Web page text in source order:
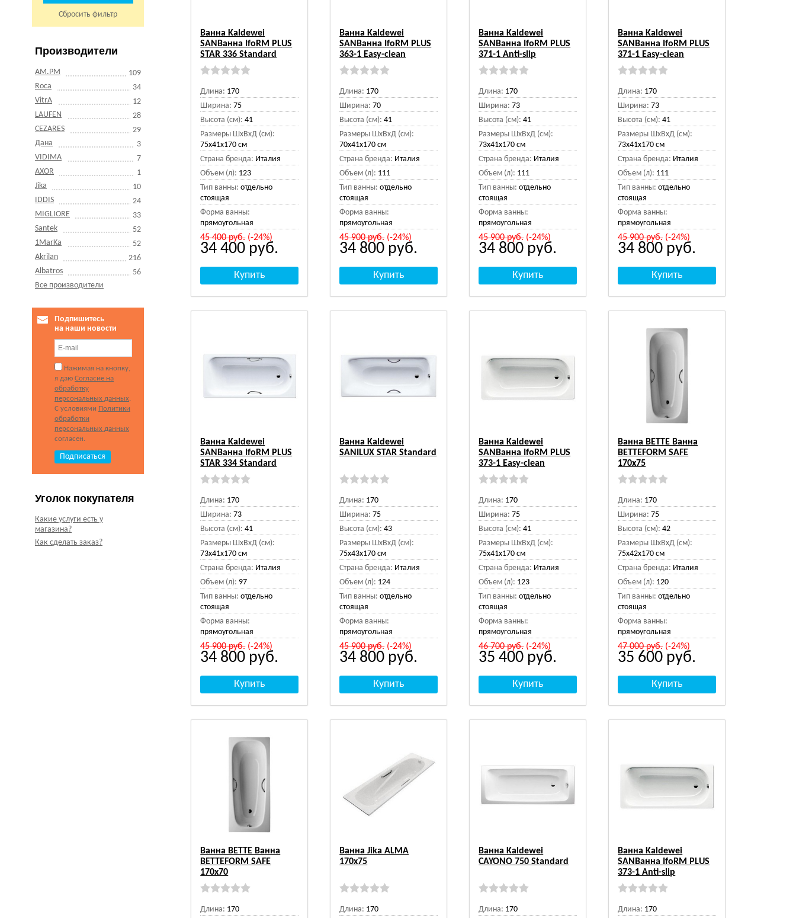
Сбросить фильтр
Производители
AM.PM
109
Roca
34
VitrA
12
LAUFEN
28
CEZARES
29
Дана
3
VIDIMA
7
AXOR
1
Jika
10
IDDIS
24
MIGLIORE
33
Santek
52
1MarKa
52
Akrilan
216
Albatros
56
Все производители
Подпишитесь
на наши новости
Нажимая на кнопку,
я даю Согласие на
обработку
персональных данных.
С условиями Политики
обработки
персональных данных
согласен.
Уголок покупателя
Какие услуги есть у
магазина?
Как сделать заказ?
Ванна Kaldewei
SANВанна IfoRM PLUS
STAR 336 Standard
Длина: 170
Ширина: 75
Высота (см): 41
Размеры ШхВхД (см):
75x41x170 см
Страна бренда: Италия
Объем (л): 123
Тип ванны: отдельно
стоящая
Форма ванны:
прямоугольная
45 400руб.(-24%)
34 400 руб.
Ванна Kaldewei
SANВанна IfoRM PLUS
363-1 Easy-clean
Длина: 170
Ширина: 70
Высота (см): 41
Размеры ШхВхД (см):
70x41x170 см
Страна бренда: Италия
Объем (л): 111
Тип ванны: отдельно
стоящая
Форма ванны:
прямоугольная
45 900руб.(-24%)
34 800 руб.
Ванна Kaldewei
SANВанна IfoRM PLUS
371-1 Anti-slip
Длина: 170
Ширина: 73
Высота (см): 41
Размеры ШхВхД (см):
73x41x170 см
Страна бренда: Италия
Объем (л): 111
Тип ванны: отдельно
стоящая
Форма ванны:
прямоугольная
45 900руб.(-24%)
34 800 руб.
Ванна Kaldewei
SANВанна IfoRM PLUS
371-1 Easy-clean
Длина: 170
Ширина: 73
Высота (см): 41
Размеры ШхВхД (см):
73x41x170 см
Страна бренда: Италия
Объем (л): 111
Тип ванны: отдельно
стоящая
Форма ванны:
прямоугольная
45 900руб.(-24%)
34 800 руб.
Ванна Kaldewei
SANВанна IfoRM PLUS
STAR 334 Standard
Длина: 170
Ширина: 73
Высота (см): 41
Размеры ШхВхД (см):
73x41x170 см
Страна бренда: Италия
Объем (л): 97
Тип ванны: отдельно
стоящая
Форма ванны:
прямоугольная
45 900руб.(-24%)
34 800 руб.
Ванна Kaldewei
SANILUX STAR Standard
Длина: 170
Ширина: 75
Высота (см): 43
Размеры ШхВхД (см):
75x43x170 см
Страна бренда: Италия
Объем (л): 124
Тип ванны: отдельно
стоящая
Форма ванны:
прямоугольная
45 900руб.(-24%)
34 800 руб.
Ванна Kaldewei
SANВанна IfoRM PLUS
373-1 Easy-clean
Длина: 170
Ширина: 75
Высота (см): 41
Размеры ШхВхД (см):
75x41x170 см
Страна бренда: Италия
Объем (л): 123
Тип ванны: отдельно
стоящая
Форма ванны:
прямоугольная
46 700руб.(-24%)
35 400 руб.
Ванна BETTE Ванна
BETTEFORM SAFE
170х75
Длина: 170
Ширина: 75
Высота (см): 42
Размеры ШхВхД (см):
75x42x170 см
Страна бренда: Италия
Объем (л): 120
Тип ванны: отдельно
стоящая
Форма ванны:
прямоугольная
47 000руб.(-24%)
35 600 руб.
Ванна BETTE Ванна
BETTEFORM SAFE
170х70
Длина: 170
Ванна Jika ALMA
170x75
Длина: 170
Ванна Kaldewei
CAYONO 750 Standard
Длина: 170
Ванна Kaldewei
SANВанна IfoRM PLUS
373-1 Anti-slip
Длина: 170